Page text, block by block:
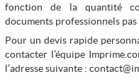
fonction de la quantité
documents professionnels pas
Pour un devis rapide
contacter l’équipe
l’adresse suivante :